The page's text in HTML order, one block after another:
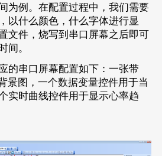
为例。在配置过程中，我们需要
以什么颜色，什么字体进行显
文件，烧写到串口屏幕之后即可
间。
的串口屏幕配置如下：一张带
景图，一个数据变量控件用于当
实时曲线控件用于显示心率趋